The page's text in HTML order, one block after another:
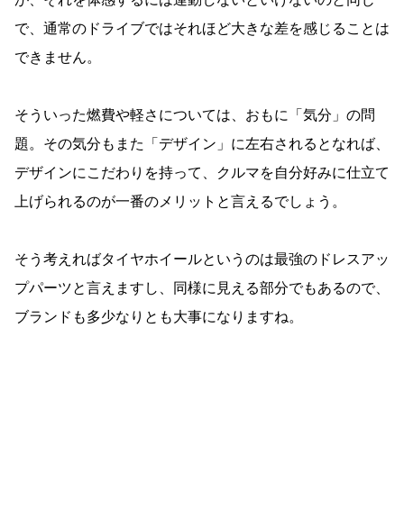
で、通常のドライブではそれほど大きな差を感じることは
できません。
そういった燃費や軽さについては、おもに「気分」の問
題。その気分もまた「デザイン」に左右されるとなれば、
デザインにこだわりを持って、クルマを自分好みに仕立て
上げられるのが一番のメリットと言えるでしょう。
そう考えればタイヤホイールというのは最強のドレスアッ
プパーツと言えますし、同様に見える部分でもあるので、
ブランドも多少なりとも大事になりますね。